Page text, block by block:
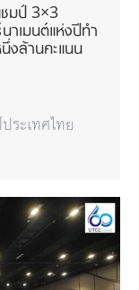
มป์ 3×3
เมนต์แห่งปีทำ
งล้านคะแนน
ระเทศไทย